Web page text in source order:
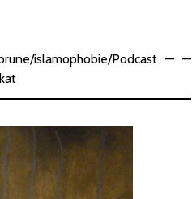
/islamophobie/Podcast
—